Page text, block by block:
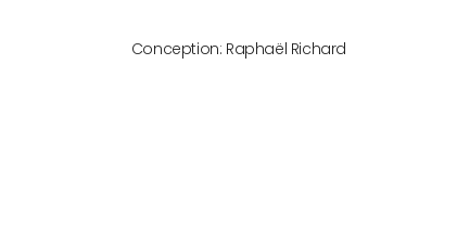
Conception: Raphaël Richard